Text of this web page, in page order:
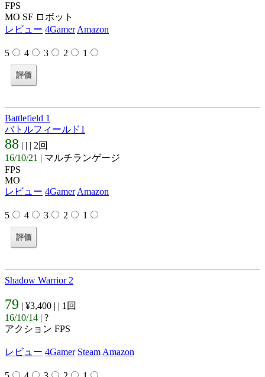
FPS
MO SF ロボット
レビュー 4Gamer Amazon
5 4 3 2 1
Battlefield 1
バトルフィールド1
88 | | | 2回
16/10/21 | マルチランゲージ
FPS
MO
レビュー 4Gamer Amazon
5 4 3 2 1
Shadow Warrior 2
79 | ¥3,400 | | 1回
16/10/14 | ?
アクション FPS
レビュー 4Gamer Steam Amazon